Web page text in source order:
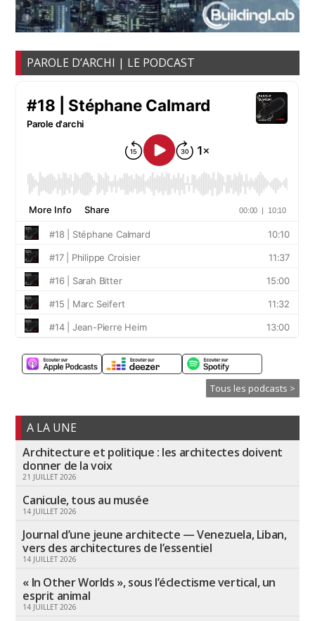
PAROLE D’ARCHI | LE PODCAST
Tous les podcasts >
A LA UNE
Architecture et politique : les architectes doivent
donner de la voix
21 JUILLET 2026
Canicule, tous au musée
14 JUILLET 2026
Journal d’une jeune architecte — Venezuela, Liban,
vers des architectures de l’essentiel
14 JUILLET 2026
« In Other Worlds », sous l’éclectisme vertical, un
esprit animal
14 JUILLET 2026